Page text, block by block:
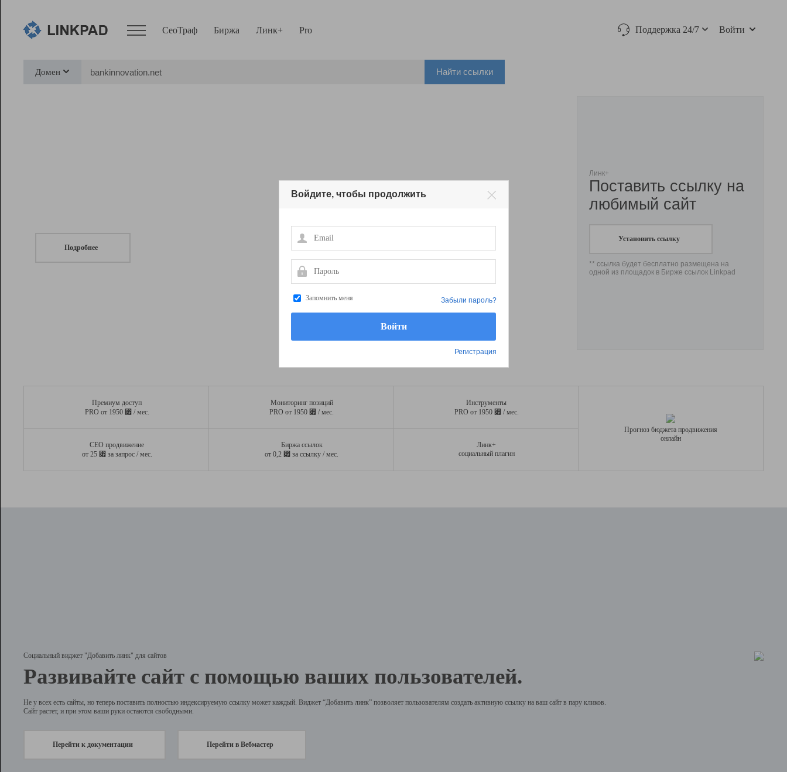
СеоТраф Биржа Линк+ Pro Поддержка 24/7 Войти
Домен Найти ссылки
Подробнее
Линк+
Поставить ссылку на
любимый сайт
Установить ссылку
** ссылка будет бесплатно размещена на
одной из площадок в Бирже ссылок Linkpad
Премиум доступ
PRO от 1950 ⃏ / мес.
Мониторинг позиций
PRO от 1950 ⃏ / мес.
Инструменты
PRO от 1950 ⃏ / мес.
СЕО продвижение
от 25 ⃏ за запрос / мес.
Биржа ссылок
от 0,2 ⃏ за ссылку / мес.
Линк+
социальный плагин
Прогноз бюджета продвижения
онлайн
Социальный виджет "Добавить линк" для сайтов
Развивайте сайт с помощью ваших пользователей.
Не у всех есть сайты, но теперь поставить полностью индексируемую ссылку может каждый. Виджет “Добавить линк” позволяет пользователям создать активную ссылку на ваш сайт в пару кликов.
Сайт растет, и при этом ваши руки остаются свободными.
Перейти к документации Перейти в Вебмастер
Войдите, чтобы продолжить
Email
Пароль
Запомнить меня
Регистрация
Забыли пароль?